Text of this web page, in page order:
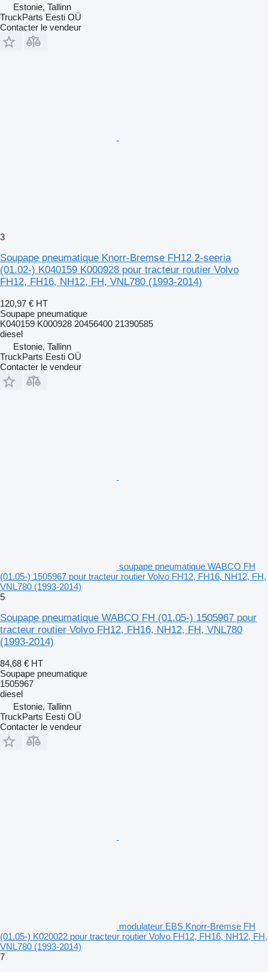
Estonie, Tallinn
TruckParts Eesti OÜ
Contacter le vendeur
3
Soupape pneumatique Knorr-Bremse FH12 2-seeria
(01.02-) K040159 K000928 pour tracteur routier Volvo
FH12, FH16, NH12, FH, VNL780 (1993-2014)
120,97 € HT
Soupape pneumatique
K040159 K000928 20456400 21390585
diesel
Estonie, Tallinn
TruckParts Eesti OÜ
Contacter le vendeur
soupape pneumatique WABCO FH
(01.05-) 1505967 pour tracteur routier Volvo FH12, FH16, NH12, FH,
VNL780 (1993-2014)
5
Soupape pneumatique WABCO FH (01.05-) 1505967 pour
tracteur routier Volvo FH12, FH16, NH12, FH, VNL780
(1993-2014)
84,68 € HT
Soupape pneumatique
1505967
diesel
Estonie, Tallinn
TruckParts Eesti OÜ
Contacter le vendeur
modulateur EBS Knorr-Bremse FH
(01.05-) K020022 pour tracteur routier Volvo FH12, FH16, NH12, FH,
VNL780 (1993-2014)
7